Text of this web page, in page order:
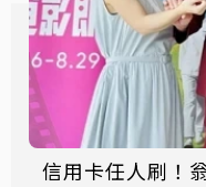
信用卡任人刷！